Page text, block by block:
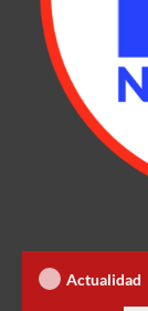
Actualidad
de dos